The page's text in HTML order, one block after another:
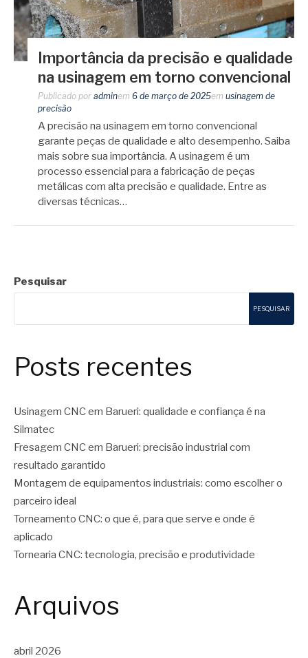
Importância da precisão e qualidade
na usinagem em torno convencional
Publicado por adminem 6 de março de 2025em usinagem de
precisão
A precisão na usinagem em torno convencional
garante peças de qualidade e alto desempenho. Saiba
mais sobre sua importância. A usinagem é um
processo essencial para a fabricação de peças
metálicas com alta precisão e qualidade. Entre as
diversas técnicas…
Pesquisar
PESQUISAR
Posts recentes
Usinagem CNC em Barueri: qualidade e confiança é na
Silmatec
Fresagem CNC em Barueri: precisão industrial com
resultado garantido
Montagem de equipamentos industriais: como escolher o
parceiro ideal
Torneamento CNC: o que é, para que serve e onde é
aplicado
Tornearia CNC: tecnologia, precisão e produtividade
Arquivos
abril 2026